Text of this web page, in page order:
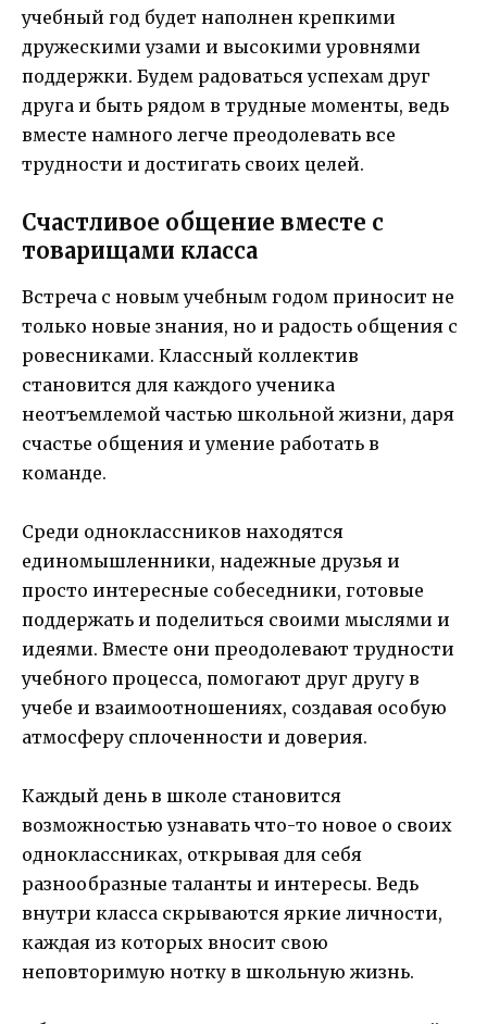
учебный год будет наполнен крепкими
дружескими узами и высокими уровнями
поддержки. Будем радоваться успехам друг
друга и быть рядом в трудные моменты, ведь
вместе намного легче преодолевать все
трудности и достигать своих целей.
Счастливое общение вместе с
товарищами класса
Встреча с новым учебным годом приносит не
только новые знания, но и радость общения с
ровесниками. Классный коллектив
становится для каждого ученика
неотъемлемой частью школьной жизни, даря
счастье общения и умение работать в
команде.
Среди одноклассников находятся
единомышленники, надежные друзья и
просто интересные собеседники, готовые
поддержать и поделиться своими мыслями и
идеями. Вместе они преодолевают трудности
учебного процесса, помогают друг другу в
учебе и взаимоотношениях, создавая особую
атмосферу сплоченности и доверия.
Каждый день в школе становится
возможностью узнавать что-то новое о своих
одноклассниках, открывая для себя
разнообразные таланты и интересы. Ведь
внутри класса скрываются яркие личности,
каждая из которых вносит свою
неповторимую нотку в школьную жизнь.